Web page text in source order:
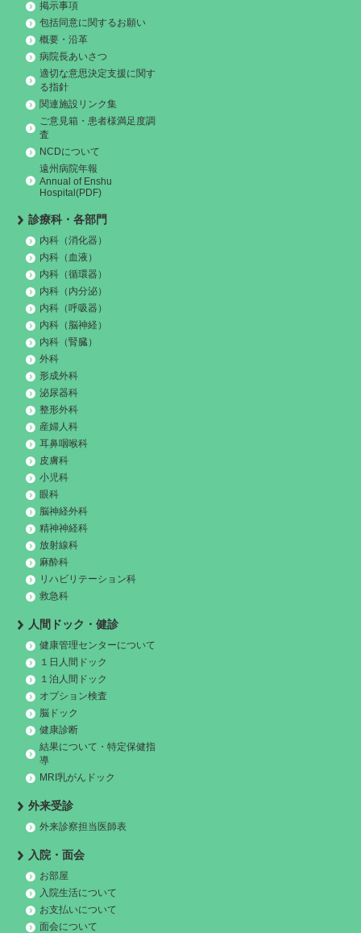
掲示事項
包括同意に関するお願い
概要・沿革
病院長あいさつ
適切な意思決定支援に関す
る指針
関連施設リンク集
ご意見箱・患者様満足度調
査
NCDについて
遠州病院年報
Annual of Enshu
Hospital(PDF)
診療科・各部門
内科（消化器）
内科（血液）
内科（循環器）
内科（内分泌）
内科（呼吸器）
内科（脳神経）
内科（腎臓）
外科
形成外科
泌尿器科
整形外科
産婦人科
耳鼻咽喉科
皮膚科
小児科
眼科
脳神経外科
精神神経科
放射線科
麻酔科
リハビリテーション科
救急科
人間ドック・健診
健康管理センターについて
１日人間ドック
１泊人間ドック
オプション検査
脳ドック
健康診断
結果について・特定保健指
導
MRI乳がんドック
外来受診
外来診察担当医師表
入院・面会
お部屋
入院生活について
お支払いについて
面会について